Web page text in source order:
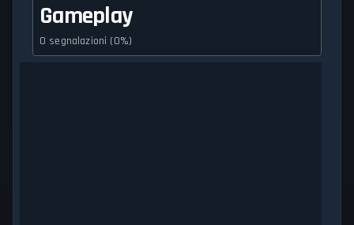
Gameplay
0 segnalazioni (0%)